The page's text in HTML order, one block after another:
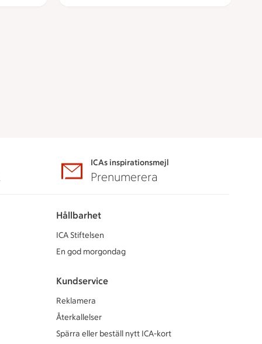
ICAs inspirationsmejl
Prenumerera
Hållbarhet
ICA Stiftelsen
En god morgondag
Kundservice
Reklamera
Återkallelser
Spärra eller beställ nytt ICA-kort